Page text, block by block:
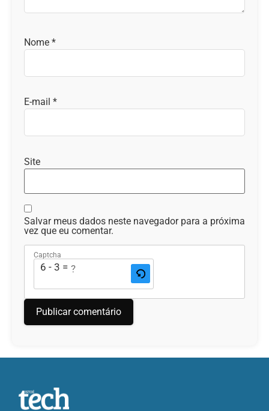
Nome *
E-mail *
Site
Salvar meus dados neste navegador para a próxima
vez que eu comentar.
Captcha
6 - 3 = ?